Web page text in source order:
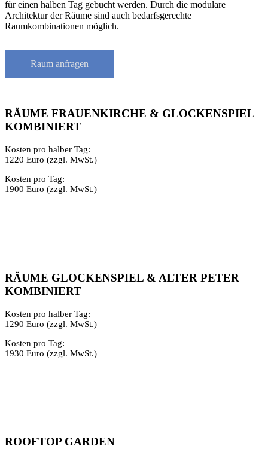
für einen halben Tag gebucht werden. Durch die modulare
Architektur der Räume sind auch bedarfsgerechte
Raumkombinationen möglich.
Raum anfragen
RÄUME FRAUENKIRCHE & GLOCKENSPIEL
KOMBINIERT
Kosten pro halber Tag:
1220 Euro (zzgl. MwSt.)
Kosten pro Tag:
1900 Euro (zzgl. MwSt.)
RÄUME GLOCKENSPIEL & ALTER PETER
KOMBINIERT
Kosten pro halber Tag:
1290 Euro (zzgl. MwSt.)
Kosten pro Tag:
1930 Euro (zzgl. MwSt.)
ROOFTOP GARDEN